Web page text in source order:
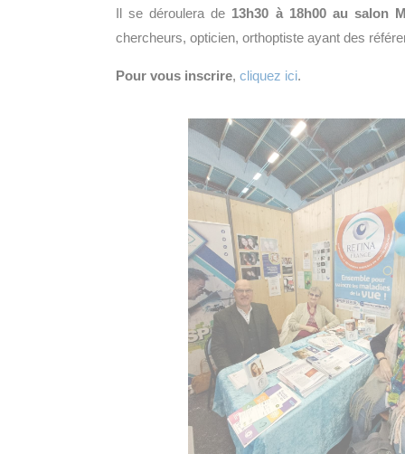
Il se déroulera de 13h30 à 18h00 au salon
chercheurs, opticien, orthoptiste ayant des
Pour vous inscrire, cliquez ici.